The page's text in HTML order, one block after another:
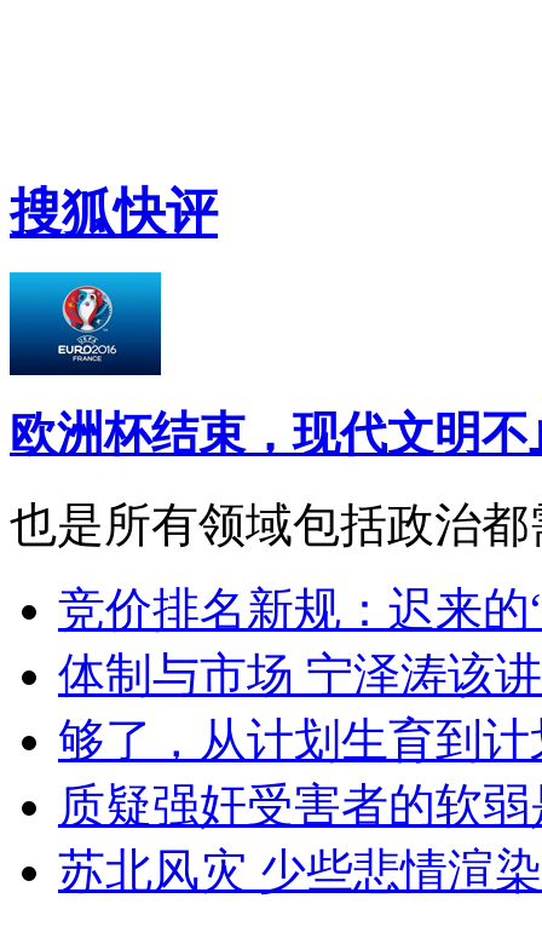
搜狐快评
欧洲杯结束，现代文明不
也是所有领域包括政治
竞价排名新规：迟来的
体制与市场 宁泽涛该
够了，从计划生育到
质疑强奸受害者的软
苏北风灾 少些悲情渲